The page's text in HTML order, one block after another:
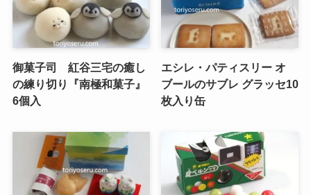
御菓子司 紅谷三宅の癒し
の練り切り『南極和菓子』
6個入
エシレ・パティスリー オ
ブールのサブレ グラッセ10
枚入り缶